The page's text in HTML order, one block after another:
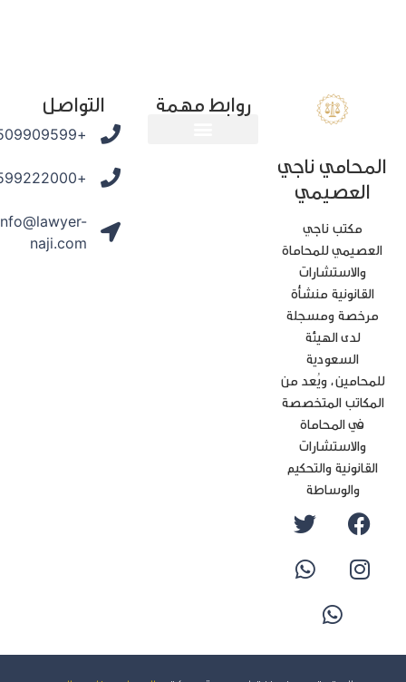
ناجي
العصيمي
مكتب ناجي
للمحاماة
والاستشارات
القانونية منشأة
ومسجلة
لدى الهيئة
السعودية
ويُعد من
المتخصصة
في المحاماة
والاستشارات
والتحكيم
والوساطة
روابط مهمة التواصل
+966509909599
+966599222000
info@lawyer-
naji.com